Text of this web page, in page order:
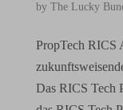
by The Lucky
PropTech RICS
Das RICS Tech